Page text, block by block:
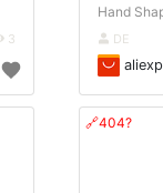
3
Hand
DE
🔗404?